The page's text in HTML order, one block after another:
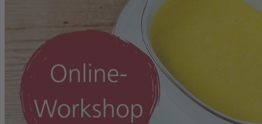
Zum Anfang der Bildergalerie springen
130021
Digital-Workshop Kochen
Spargel
9,90 € inkl. MwSt.